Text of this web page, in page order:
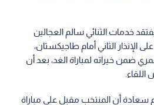
خدمات الثنائي سالم العجالين
الإنذار الثاني أمام طاجيكستان،
ضمن خيراته لمباراة الغد، بعد أن
سعادة أن المنتخب مقبل على مباراة